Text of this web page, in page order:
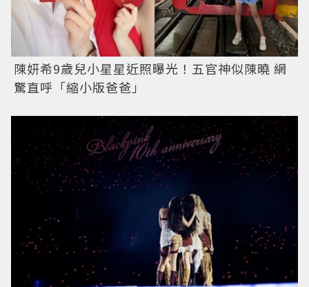
陳妍希9歲兒小星星近照曝光！五官神似陳曉 網
驚直呼「縮小版爸爸」